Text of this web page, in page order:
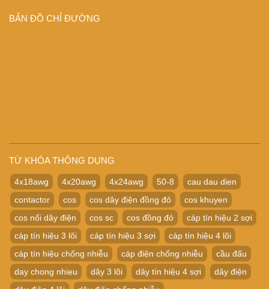
BẢN ĐỒ CHỈ ĐƯỜNG
TỪ KHÓA THÔNG DỤNG
4x18awg 4x20awg 4x24awg 50-8
cau dau dien
contactor
cos cos dây điện đồng đỏ
cos khuyen
cos nối dây điện
cos sc cos đồng đỏ
cáp tín hiệu 2 sợi
cáp tín hiệu 3 lõi
cáp tín hiệu 3 sợi
cáp tín hiệu 4 lõi
cáp tín hiệu chống nhiễu
cáp điện chống nhiễu
cầu đấu
day chong nhieu
dây 3 lõi dây tín hiệu 4 sợi
dây điện